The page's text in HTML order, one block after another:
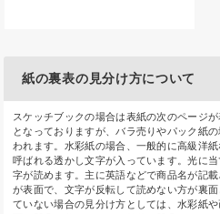
紙の裏表の見分け方について
スケッチブックの場合は表紙の次のページ
となっておりますが、バラ売りやパック紙
われます。水彩紙の場合、一般的に高級洋
呼ばれる透かし文字が入っています。光に
字が読めます。主に英語などで商品名が記
が表面で、文字が反転して読めない方が裏
ていない場合の見分け方としては、水彩紙